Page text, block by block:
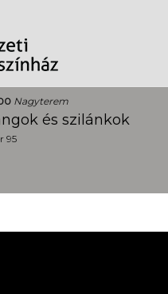
Nagyterem
és szilánkok
95